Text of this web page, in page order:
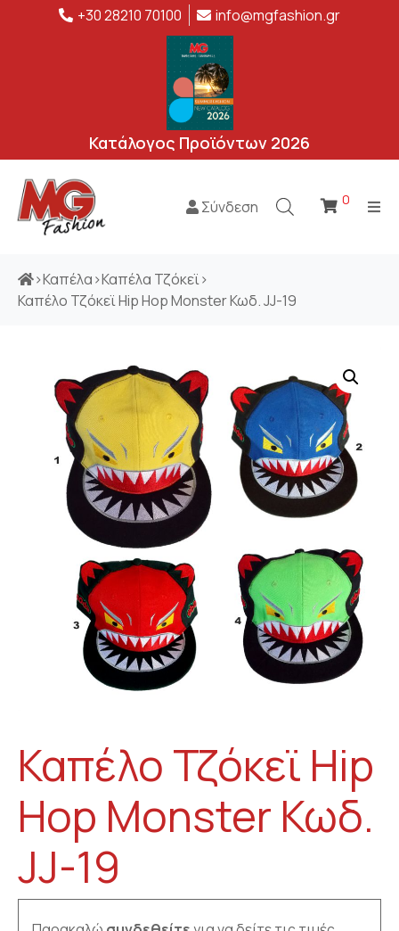
+30 28210 70100 info@mgfashion.gr
Κατάλογος Προϊόντων 2026
Σύνδεση 0
>Καπέλα>Καπέλα Τζόκεϊ>
Καπέλο Τζόκεϊ Hip Hop Monster Κωδ. JJ-19
Καπέλο Τζόκεϊ Hip
Hop Monster Κωδ.
JJ-19